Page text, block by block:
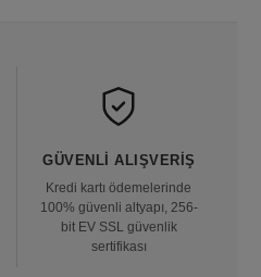
GÜVENLI ALIŞVERIŞ
Kredi kartı ödemelerinde
100% güvenli altyapı, 256-
bit EV SSL güvenlik
sertifikası